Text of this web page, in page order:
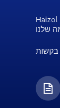
Haizol היא השוק המוביל לרכיבים וחלקים מותאמים אישית. אנו מקשרים בין קונים ליותר מ-800,000 מפעלים